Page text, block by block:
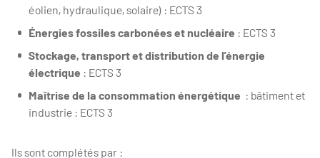
éolien, hydraulique, solaire) : ECTS 3
Énergies fossiles carbonées et nucléaire : ECTS 3
Stockage, transport et distribution de l’énergie
électrique : ECTS 3
Maîtrise de la consommation énergétique : bâtiment et
industrie : ECTS 3
Ils sont complétés par :